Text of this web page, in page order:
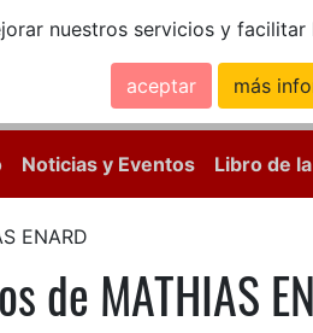
nuestros servicios y facilitar
aceptar más
Noticias y Eventos Libro de
ENARD
de MATHIAS